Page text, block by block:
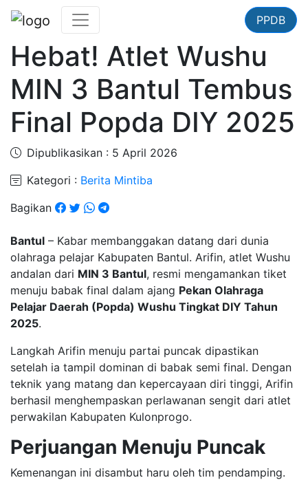
PPDB
Hebat! Atlet Wushu
MIN 3 Bantul Tembus
Final Popda DIY 2025
Dipublikasikan : 5 April 2026
Kategori : Berita Mintiba
Bagikan
Bantul – Kabar membanggakan datang dari dunia
olahraga pelajar Kabupaten Bantul. Arifin, atlet Wushu
andalan dari MIN 3 Bantul, resmi mengamankan tiket
menuju babak final dalam ajang Pekan Olahraga
Pelajar Daerah (Popda) Wushu Tingkat DIY Tahun
2025.
Langkah Arifin menuju partai puncak dipastikan
setelah ia tampil dominan di babak semi final. Dengan
teknik yang matang dan kepercayaan diri tinggi, Arifin
berhasil menghempaskan perlawanan sengit dari atlet
perwakilan Kabupaten Kulonprogo.
Perjuangan Menuju Puncak
Kemenangan ini disambut haru oleh tim pendamping.